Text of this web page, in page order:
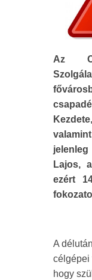
Az
Lajos,
ezért
A
célgépei
hogy